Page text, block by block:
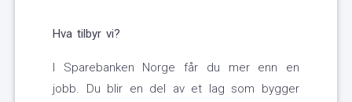
Hva tilbyr vi?
I Sparebanken Norge får du mer enn en
jobb. Du blir en del av et lag som bygger